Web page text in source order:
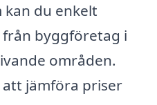
du enkelt
byggföretag i
områden.
jämföra priser